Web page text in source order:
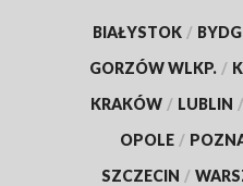
BIAŁYSTOK /
GORZÓW WLKP. /
KRAKÓW / LUBLIN /
OPOLE /
SZCZECIN /